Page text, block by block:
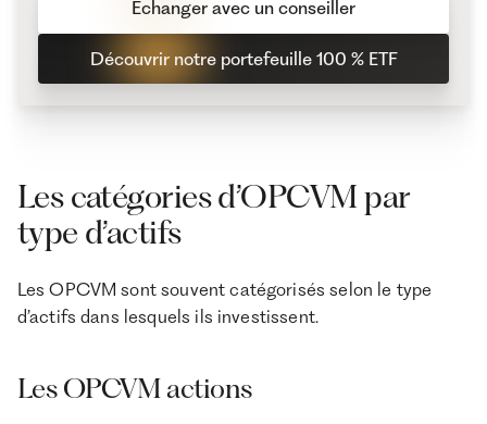
Découvrir notre portefeuille 100 % ETF
Échanger avec un conseiller
Les catégories d’OPCVM par
type d’actifs
Les OPCVM sont souvent catégorisés selon le type
d’actifs dans lesquels ils investissent.
Les OPCVM actions